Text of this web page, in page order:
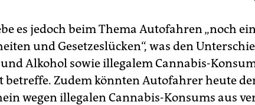
es jedoch beim Thema Autofahren „noch
und Gesetzeslücken“, was den
Alkohol sowie illegalem Cannabis-
betreffe. Zudem könnten Autofahrer heute
wegen illegalen Cannabis-Konsums aus